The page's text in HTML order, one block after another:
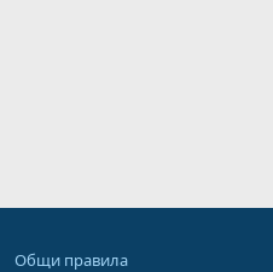
Общи правила